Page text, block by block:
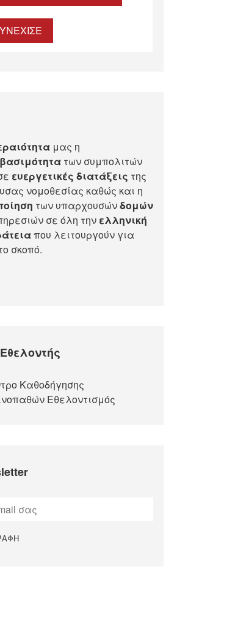
μας η
των συμπολιτών
ευεργετικές διατάξεις της
νομοθεσίας καθώς και η
των υπαρχουσώνδομών
σε όλη την ελληνική
που λειτουργούν για
σκοπό.​